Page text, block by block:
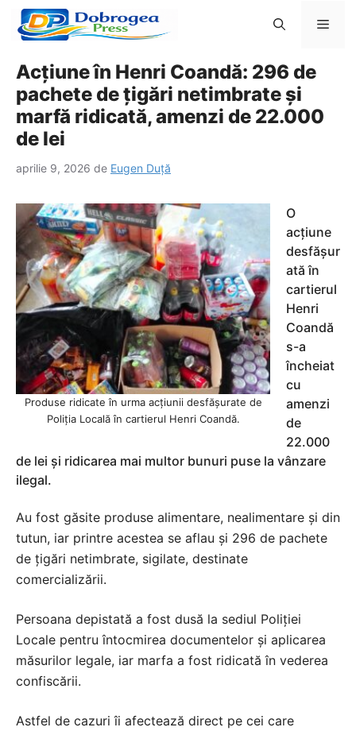
Sari
Acțiune în Henri Coandă: 296 de
pachete de țigări netimbrate și
marfă ridicată, amenzi de 22.000
de lei
aprilie 9, 2026 de Eugen Duță
Produse ridicate în urma acțiunii desfășurate de
Poliția Locală în cartierul Henri Coandă.
O
acțiune
desfășur
ată în
cartierul
Henri
Coandă
s-a
încheiat
cu
amenzi
de
22.000
de lei și ridicarea mai multor bunuri puse la vânzare
ilegal.
Au fost găsite produse alimentare, nealimentare și din
tutun, iar printre acestea se aflau și 296 de pachete
de țigări netimbrate, sigilate, destinate
comercializării.
Persoana depistată a fost dusă la sediul Poliției
Locale pentru întocmirea documentelor și aplicarea
măsurilor legale, iar marfa a fost ridicată în vederea
confiscării.
Astfel de cazuri îi afectează direct pe cei care